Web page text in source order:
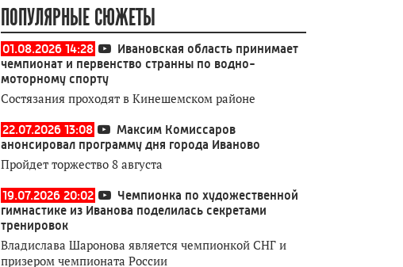
ПОПУЛЯРНЫЕ СЮЖЕТЫ
01.08.2026 14:28
Ивановская область принимает
чемпионат и первенство странны по водно-
моторному спорту
Состязания проходят в Кинешемском районе
22.07.2026 13:08
Максим Комиссаров
анонсировал программу дня города Иваново
Пройдет торжество 8 августа
19.07.2026 20:02
Чемпионка по художественной
гимнастике из Иванова поделилась секретами
тренировок
Владислава Шаронова является чемпионкой СНГ и
призером чемпионата России